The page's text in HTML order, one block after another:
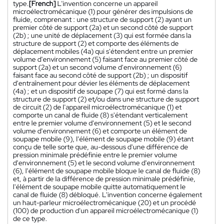
type.[French] L'invention concerne un appareil
microélectromécanique (1) pour générer des impulsions de
fluide, comprenant : une structure de support (2) ayant un
premier côté de support (2a) et un second côté de support
(2b) ; une unité de déplacement (3) qui est formée dans la
structure de support (2) et comporte des éléments de
déplacement mobiles (4a) qui s'étendent entre un premier
volume d'environnement (5) faisant face au premier côté de
support (2a) et un second volume d'environnement (6)
faisant face au second côté de support (2b) ; un dispositif
d'entraînement pour dévier les éléments de déplacement
(4a) ; et un dispositif de soupape (7) qui est formé dans la
structure de support (2) et/ou dans une structure de support
de circuit (2) de l'appareil microélectromécanique (1) et
comporte un canal de fluide (8) s'étendant verticalement
entre le premier volume d'environnement (5) et le second
volume d'environnement (6) et comporte un élément de
soupape mobile (9), l'élément de soupape mobile (9) étant
conçu de telle sorte que, au-dessous d'une différence de
pression minimale prédéfinie entre le premier volume
d'environnement (5) et le second volume d'environnement
(6), l'élément de soupape mobile bloque le canal de fluide (8)
et, à partir de la différence de pression minimale prédéfinie,
l'élément de soupape mobile quitte automatiquement le
canal de fluide (8) débloqué. L'invention concerne également
un haut-parleur microélectromécanique (20) et un procédé
(100) de production d'un appareil microélectromécanique (1)
de ce type.